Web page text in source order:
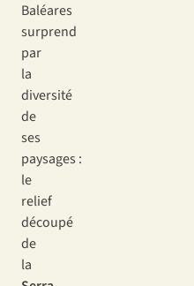
Baléares
surprend
par
la
diversité
de
ses
paysages :
le
relief
découpé
de
la